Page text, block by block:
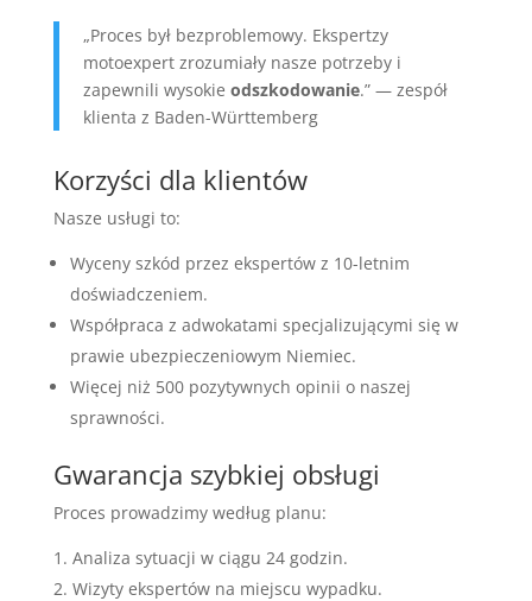
„Proces był bezproblemowy. Ekspertzy
motoexpert zrozumiały nasze potrzeby i
zapewnili wysokie odszkodowanie.” — zespół
klienta z Baden-Württemberg
Korzyści dla klientów
Nasze usługi to:
Wyceny szkód przez ekspertów z 10-letnim
doświadczeniem.
Współpraca z adwokatami specjalizującymi się w
prawie ubezpieczeniowym Niemiec.
Więcej niż 500 pozytywnych opinii o naszej
sprawności.
Gwarancja szybkiej obsługi
Proces prowadzimy według planu:
Analiza sytuacji w ciągu 24 godzin.
Wizyty ekspertów na miejscu wypadku.